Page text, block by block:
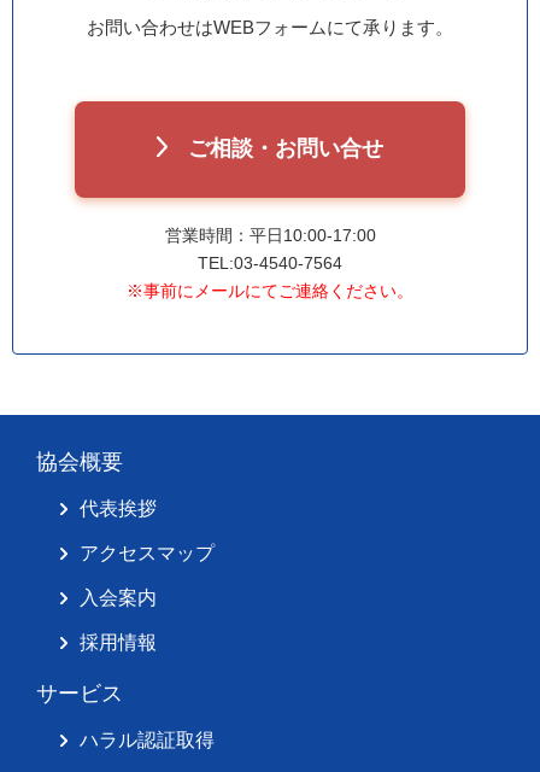
お問い合わせはWEBフォームにて承ります。
ご相談・お問い合せ
営業時間：平日10:00-17:00
TEL:03-4540-7564
※事前にメールにてご連絡ください。
協会概要
代表挨拶
アクセスマップ
入会案内
採用情報
サービス
ハラル認証取得